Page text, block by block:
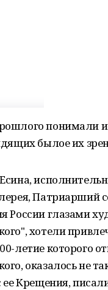
понимали
былое их
Патриарший
России глазами
хотели
летие которого
оказалось не
ее Крещения,